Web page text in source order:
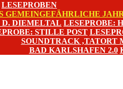
LESEPROBEN
GEMEINGEFÄHRLICHE
D. DIEMELTAL LESEPROBE:
STILLE POST
SOUNDTRACK ‚TATORT
BAD KARLSHAFEN 2.0